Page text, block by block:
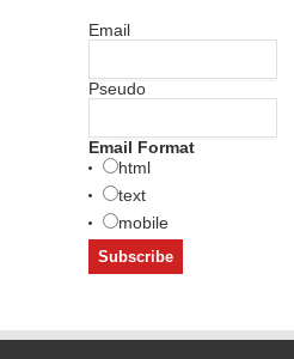
Email
Pseudo
Email Format
html
text
mobile